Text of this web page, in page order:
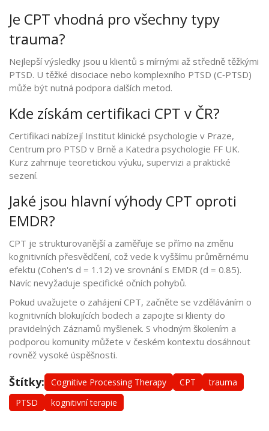
Je CPT vhodná pro všechny typy
trauma?
Nejlepší výsledky jsou u klientů s mírnými až středně těžkými
PTSD. U těžké disociace nebo komplexního PTSD (C‑PTSD)
může být nutná podpora dalších metod.
Kde získám certifikaci CPT v ČR?
Certifikaci nabízejí Institut klinické psychologie v Praze,
Centrum pro PTSD v Brně a Katedra psychologie FF UK.
Kurz zahrnuje teoretickou výuku, supervizi a praktické
sezení.
Jaké jsou hlavní výhody CPT oproti
EMDR?
CPT je strukturovanější a zaměřuje se přímo na změnu
kognitivních přesvědčení, což vede k vyššímu průměrnému
efektu (Cohen's d = 1.12) ve srovnání s EMDR (d = 0.85).
Navíc nevyžaduje specifické očních pohybů.
Pokud uvažujete o zahájení CPT, začněte se vzděláváním o
kognitivních blokujících bodech a zapojte si klienty do
pravidelných Záznamů myšlenek. S vhodným školením a
podporou komunity můžete v českém kontextu dosáhnout
rovněž vysoké úspěšnosti.
Štítky: Cognitive Processing Therapy CPT
trauma
PTSD
kognitivní terapie